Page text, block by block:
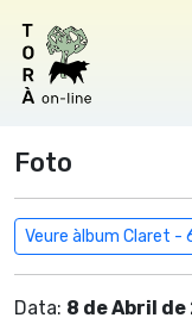
Foto
Veure àlbum Claret -
Data: 8 de Abril de